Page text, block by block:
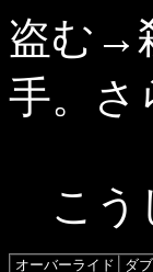
盗む→
手。さ
こう
オーバーライド ダ